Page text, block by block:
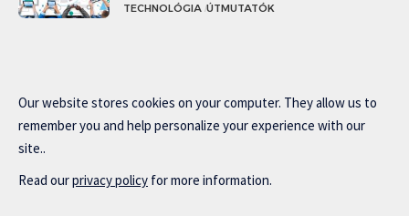
TECHNOLÓGIA ÚTMUTATÓK
Our website stores cookies on your computer. They allow us to
remember you and help personalize your experience with our
site..
Read ourprivacy policy for more information.